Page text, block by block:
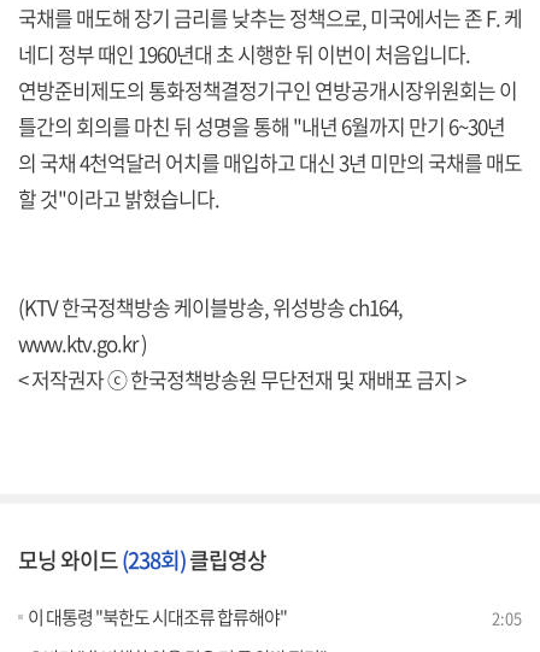
국채를 매도해 장기 금리를 낮추는 정책으로, 미국에서는 존 F. 케
네디 정부 때인 1960년대 초 시행한 뒤 이번이 처음입니다.
연방준비제도의 통화정책결정기구인 연방공개시장위원회는 이
틀간의 회의를 마친 뒤 성명을 통해 "내년 6월까지 만기 6~30년
의 국채 4천억달러 어치를 매입하고 대신 3년 미만의 국채를 매도
할 것"이라고 밝혔습니다.
(KTV 한국정책방송 케이블방송, 위성방송 ch164,
www.ktv.go.kr )
< 저작권자 ⓒ 한국정책방송원 무단전재 및 재배포 금지 >
모닝 와이드(238회)클립영상
이 대통령 "북한도 시대조류 합류해야" 2:05